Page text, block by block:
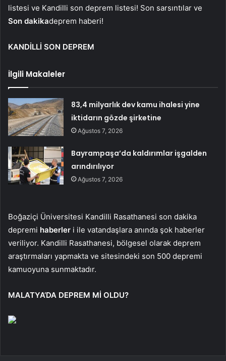
listesi ve Kandilli son deprem listesi! Son sarsıntılar ve
Son dakikadeprem haberi!
KANDİLLİ SON DEPREM
İlgili Makaleler
83,4 milyarlık dev kamu ihalesi yine
iktidarın gözde şirketine
Ağustos 7, 2026
Bayrampaşa’da kaldırımlar işgalden
arındırılıyor
Ağustos 7, 2026
Boğaziçi Üniversitesi Kandilli Rasathanesi son dakika
depremi haberler i ile vatandaşlara anında şok haberler
veriliyor. Kandilli Rasathanesi, bölgesel olarak deprem
araştırmaları yapmakta ve sitesindeki son 500 depremi
kamuoyuna sunmaktadır.
MALATYA’DA DEPREM Mİ OLDU?